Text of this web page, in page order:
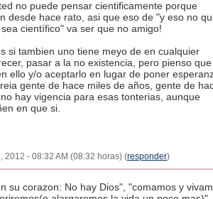
no puede pensar cientificamente porque
desde hace rato, asi que eso de "y eso no
científico" va ser que no amigo!
si tambien uno tiene meyo de en cualquier
pasar a la no existencia, pero pienso
ello y/o aceptarlo en lugar de poner
gente de hace miles de años, gente de
hay vigencia para esas tonterias, aunque
en que si.
2012 - 08:32 AM (08:32 horas) (responder)
su corazon: No hay Dios", "comamos y